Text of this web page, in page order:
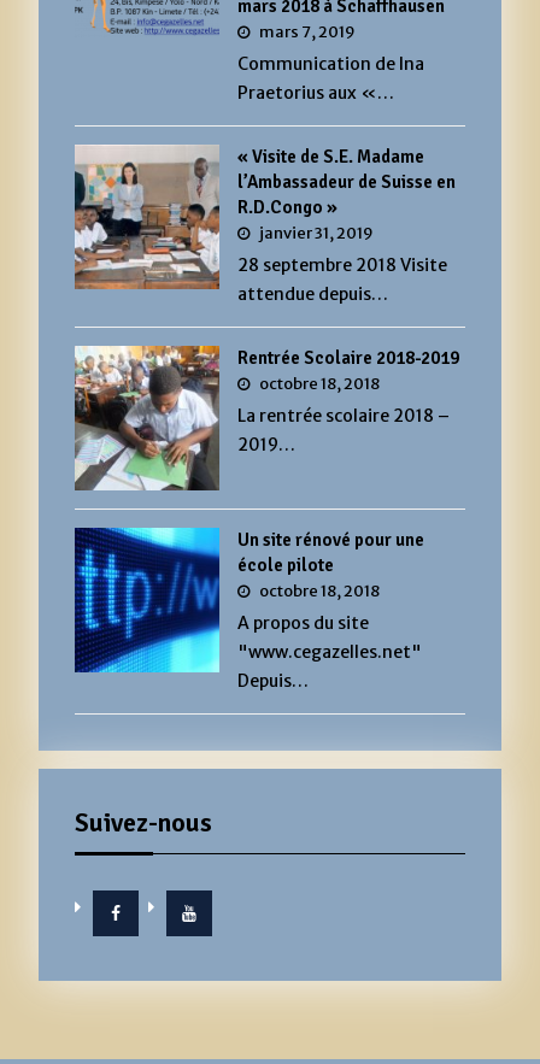
mars 2018 à Schaffhausen
mars 7, 2019
Communication de Ina
Praetorius aux «…
« Visite de S.E. Madame
l’Ambassadeur de Suisse en
R.D.Congo »
janvier 31, 2019
28 septembre 2018 Visite
attendue depuis…
Rentrée Scolaire 2018-2019
octobre 18, 2018
La rentrée scolaire 2018 –
2019…
Un site rénové pour une
école pilote
octobre 18, 2018
A propos du site
"www.cegazelles.net"
Depuis…
Suivez-nous